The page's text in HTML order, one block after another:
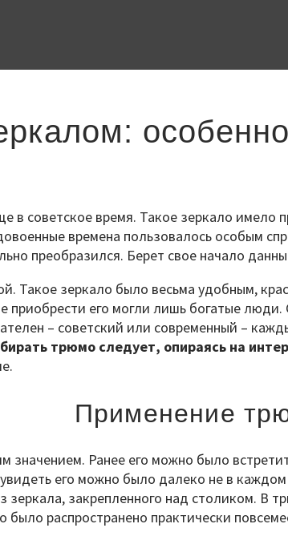
в советское время. Такое зеркало
времена пользовалось особым
преобразился. Берет свое начало
Такое зеркало было весьма удобным,
приобрести его могли лишь богатые
– советский или современный –
трюмо следует, опираясь на
Применение
Ранее его можно было
его можно было далеко не в
зеркала, закрепленного над столиком.
распространено практически